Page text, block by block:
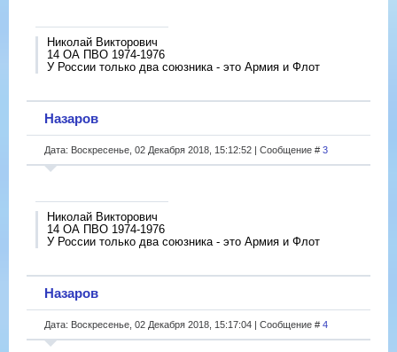
Николай Викторович
14 ОА ПВО 1974-1976
У России только два союзника - это Армия и Флот
Назаров
Дата: Воскресенье, 02 Декабря 2018, 15:12:52 | Сообщение # 3
Николай Викторович
14 ОА ПВО 1974-1976
У России только два союзника - это Армия и Флот
Назаров
Дата: Воскресенье, 02 Декабря 2018, 15:17:04 | Сообщение # 4